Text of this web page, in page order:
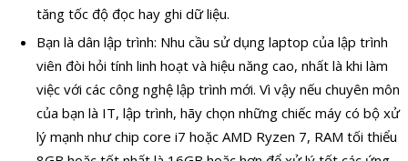
tăng tốc độ đọc hay ghi dữ liệu.
Bạn là dân lập trình: Nhu cầu sử dụng laptop của lập trình
viên đòi hỏi tính linh hoạt và hiệu năng cao, nhất là khi làm
việc với các công nghệ lập trình mới. Vì vậy nếu chuyên môn
của bạn là IT, lập trình, hãy chọn những chiếc máy có bộ xử
lý mạnh như chip core i7 hoặc AMD Ryzen 7, RAM tối thiểu